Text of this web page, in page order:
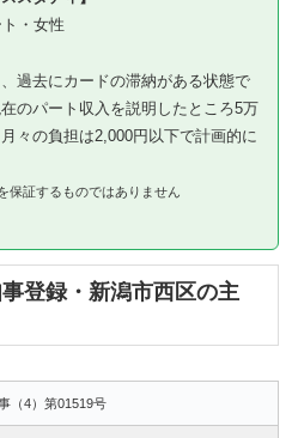
・女性
過去にカードの滞納がある状態で
のパート収入を説明したところ5万
々の負担は2,000円以下で計画的に
保証するものではありません
登録・新潟市西区の主
（4）第01519号